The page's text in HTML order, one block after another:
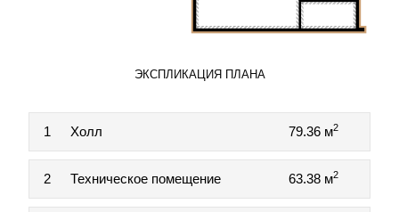
ЭКСПЛИКАЦИЯ ПЛАНА
1 Холл 79.36 м2
2 Техническое помещение 63.38 м2